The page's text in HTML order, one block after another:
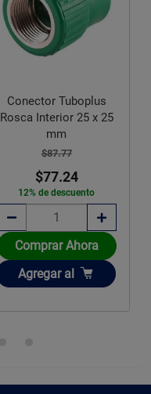
Conector Tuboplus
Rosca Interior 25 x 25
mm
$87.77
$77.24
12% de descuento
Comprar Ahora
Añadir
Agregar al